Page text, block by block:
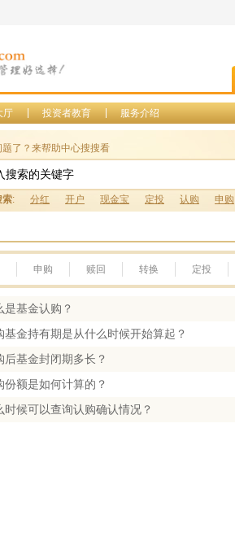
厅 投资者教育 服务介绍
题了？来帮助中心搜搜看
索: 分红 开户 现金宝 定投 认购 申购
申购 赎回 转换 定投
是基金认购？
基金持有期是从什么时候开始算起？
后基金封闭期多长？
份额是如何计算的？
时候可以查询认购确认情况？